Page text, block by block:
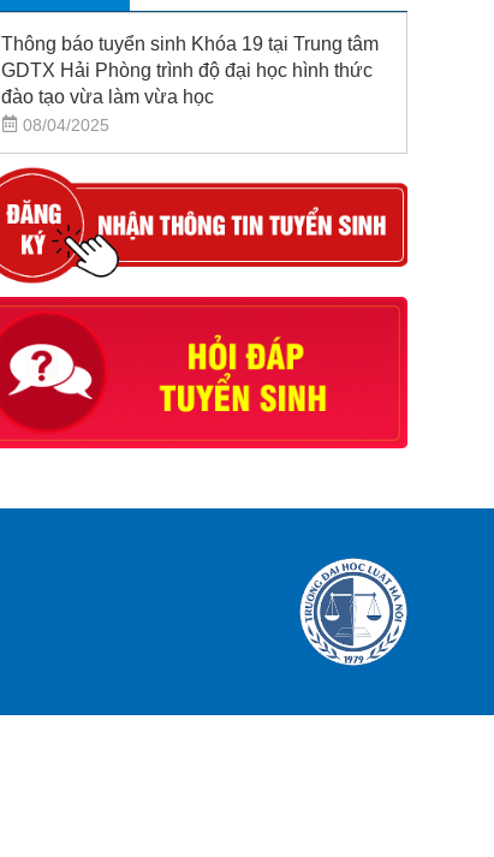
Thông báo tuyển sinh Khóa 19 tại Trung tâm
GDTX Hải Phòng trình độ đại học hình thức
đào tạo vừa làm vừa học
08/04/2025